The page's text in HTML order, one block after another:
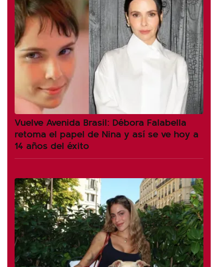
Vuelve Avenida Brasil: Débora Falabella
retoma el papel de Nina y así se ve hoy a
14 años del éxito